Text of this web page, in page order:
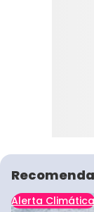
Alerta Climática